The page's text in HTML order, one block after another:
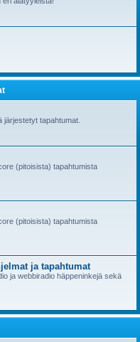
tapahtumat.
(pitoisista) tapahtumista
(pitoisista) tapahtumista
ja tapahtumat
ja webbiradio häppeninkejä sekä